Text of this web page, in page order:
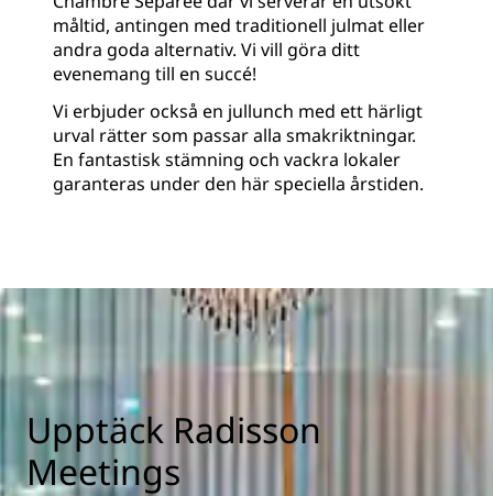
måltid, antingen med traditionell julmat eller
andra goda alternativ. Vi vill göra ditt
evenemang till en succé!
Vi erbjuder också en jullunch med ett härligt
urval rätter som passar alla smakriktningar.
En fantastisk stämning och vackra lokaler
garanteras under den här speciella årstiden.
Upptäck Radisson
Meetings